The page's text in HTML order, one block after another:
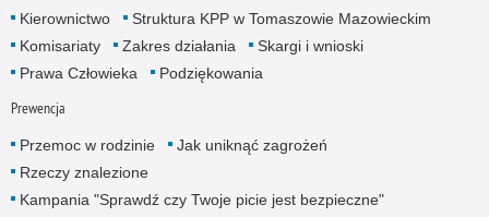
Kierownictwo
Struktura KPP w Tomaszowie Mazowieckim
Komisariaty
Zakres działania
Skargi i wnioski
Prawa Człowieka
Podziękowania
Prewencja
Przemoc w rodzinie
Jak uniknąć zagrożeń
Rzeczy znalezione
Kampania "Sprawdź czy Twoje picie jest bezpieczne"